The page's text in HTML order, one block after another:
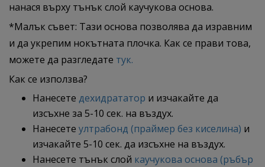
нанася върху тънък слой каучукова основа.
*Малък съвет: Тази основа позволява да изравним
и да укрепим нокътната плочка. Как се прави това,
можете да разгледате тук.
Как се използва?
Нанесете дехидрататор и изчакайте да
изсъхне за 5-10 сек. на въздух.
Нанесете ултрабонд (праймер без киселина) и
изчакайте 5-10 сек. да изсъхне на въздух.
Нанесете тънък слой каучукова основа (ръбър